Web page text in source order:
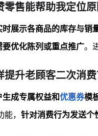
售能帮助我定位原
时展示各商品的库存与销
要优化陈列或重点推广。
升老顾客二次消费
生成专属权益和优惠券模
， 针对消费行为发送个